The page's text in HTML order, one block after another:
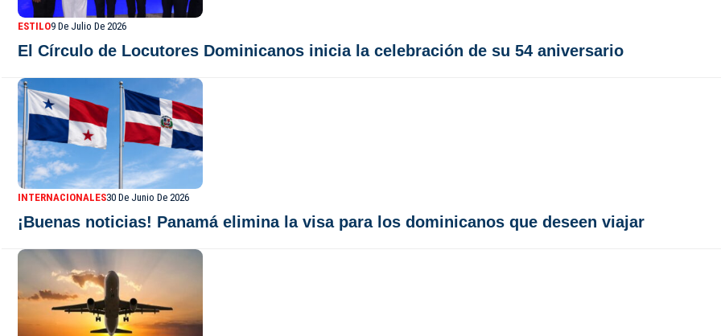
ESTILO9 De Julio De 2026
El Círculo de Locutores Dominicanos inicia la celebración de su 54 aniversario
INTERNACIONALES30 De Junio De 2026
¡Buenas noticias! Panamá elimina la visa para los dominicanos que deseen viajar